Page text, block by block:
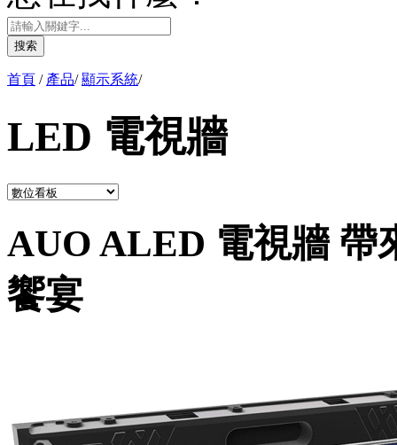
搜索
首頁 / 產品/ 顯示系統/
LED 電視牆
AUO ALED 電視牆 帶
饗宴